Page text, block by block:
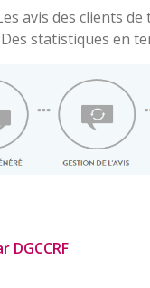
avis des clients
statistiques en
DGCCRF